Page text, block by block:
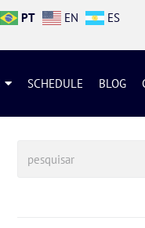
PT EN ES
SCHEDULE BLOG